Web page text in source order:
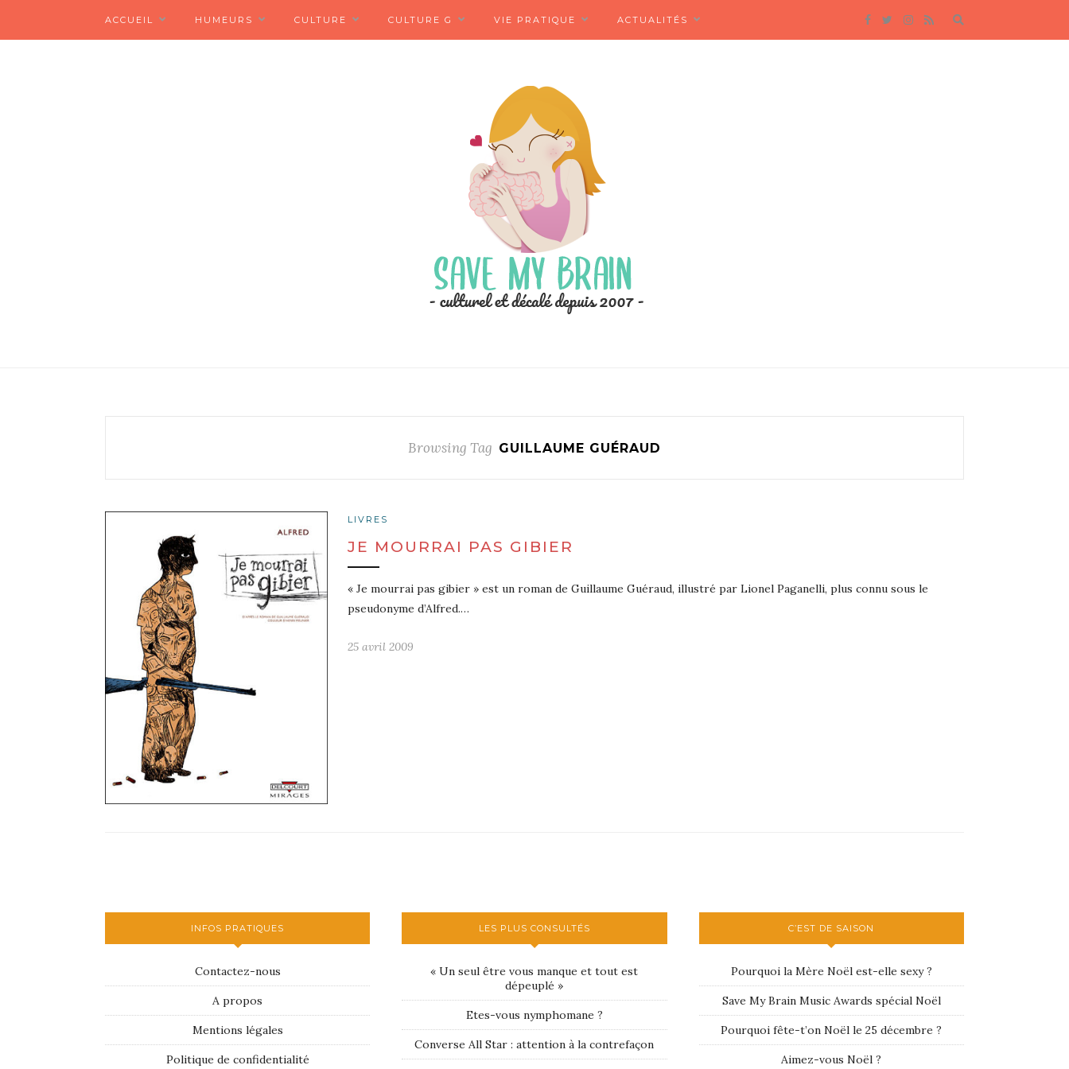
ACCUEIL HUMEURS CULTURE CULTURE G VIE PRATIQUE ACTUALITÉS
Browsing Tag GUILLAUME GUÉRAUD
LIVRES
JE MOURRAI PAS GIBIER
« Je mourrai pas gibier » est un roman de Guillaume Guéraud, illustré par Lionel Paganelli, plus connu sous le
pseudonyme d’Alfred.…
25 avril 2009
INFOS PRATIQUES
Contactez-nous
A propos
Mentions légales
Politique de confidentialité
LES PLUS CONSULTÉS
« Un seul être vous manque et tout est
dépeuplé »
Etes-vous nymphomane ?
Converse All Star : attention à la contrefaçon
C’EST DE SAISON
Pourquoi la Mère Noël est-elle sexy ?
Save My Brain Music Awards spécial Noël
Pourquoi fête-t’on Noël le 25 décembre ?
Aimez-vous Noël ?